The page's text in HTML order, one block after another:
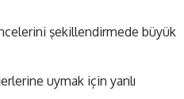
şekillendirmede büyük
uymak için yanlı